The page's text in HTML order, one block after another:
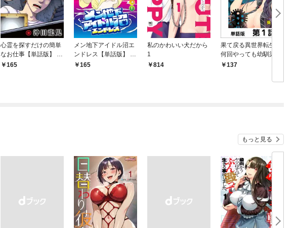
心霊を探すだけの簡単
なお仕事【単話版】 第
1話 S外科病院①
165
メン地下アイドル沼エ
ンドレス【単話版】 第
1話 新曲のセンター選
165
私のかわいい犬だから
1
814
果て戻る異世界転生～
何回やっても幼馴染に
辿り着けない～【単話
137
もっと見る